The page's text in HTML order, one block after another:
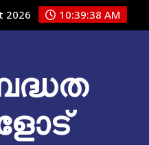
2026 10:39:39 AM